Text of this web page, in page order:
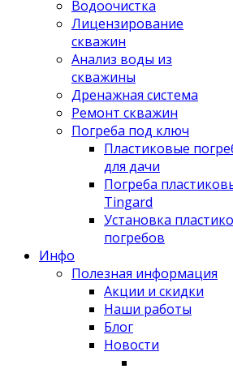
Водоочистка
Лицензирование
скважин
Анализ воды из
скважины
Дренажная система
Ремонт скважин
Погреба под ключ
Пластиковые
для дачи
Погреба
Tingard
Установка
погребов
Инфо
Полезная информация
Акции и скидки
Наши работы
Блог
Новости